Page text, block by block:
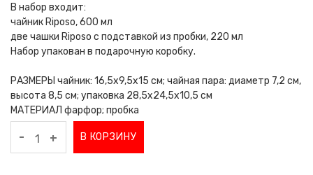
В набор входит:
чайник Riposo, 600 мл
две чашки Riposo с подставкой из пробки, 220 мл
Набор упакован в подарочную коробку.
РАЗМЕРЫ чайник: 16,5х9,5х15 см; чайная пара: диаметр 7,2 см,
высота 8,5 см; упаковка 28,5x24,5x10,5 см
МАТЕРИАЛ фарфор; пробка
- + В КОРЗИНУ